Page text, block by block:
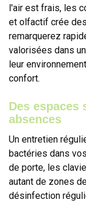
l'air est frais, les
et olfactif crée
remarquerez
valorisées dans
leur
confort.
Des
absences
Un entretien
bactéries dans
de porte, les
autant de zones
désinfection